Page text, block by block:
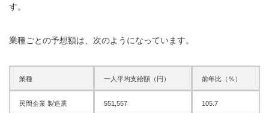
す。
業種ごとの予想額は、次のようになっています。
業種 一人平均支給額（円） 前年比（％）
民間企業 製造業 551,557 105.7